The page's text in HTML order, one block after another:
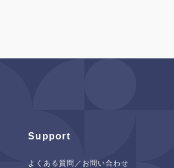
Support
よくある質問／お問い合わせ